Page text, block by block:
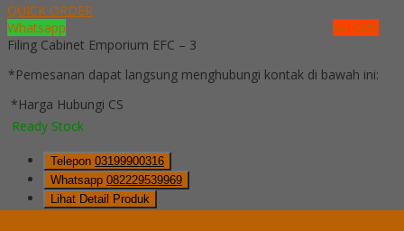
QUICK ORDER
Whatsapp
via SMS
Filing Cabinet Emporium EFC – 3
*Pemesanan dapat langsung menghubungi kontak di bawah ini:
*Harga Hubungi CS
Ready Stock
Telepon 03199900316
Whatsapp 082229539969
Lihat Detail Produk